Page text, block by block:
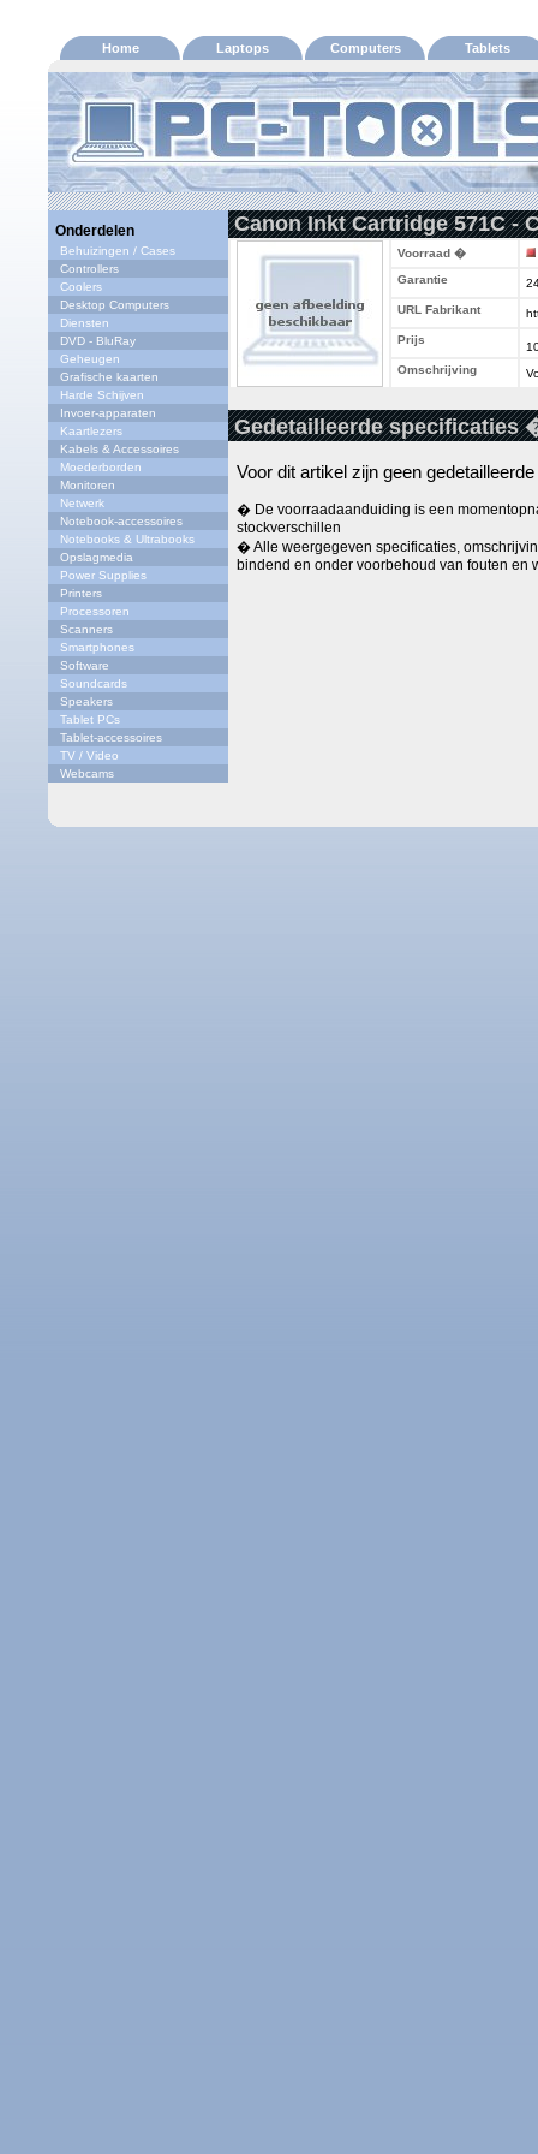
Home Laptops Computers Tablets
Onderdelen
Behuizingen / Cases
Controllers
Coolers
Desktop Computers
Diensten
DVD - BluRay
Geheugen
Grafische kaarten
Harde Schijven
Invoer-apparaten
Kaartlezers
Kabels & Accessoires
Moederborden
Monitoren
Netwerk
Notebook-accessoires
Notebooks & Ultrabooks
Opslagmedia
Power Supplies
Printers
Processoren
Scanners
Smartphones
Software
Soundcards
Speakers
Tablet PCs
Tablet-accessoires
TV / Video
Webcams
Canon Inkt Cartridge 571C -
Voorraad �
Garantie
URL Fabrikant
Prijs
Omschrijving
Gedetailleerde specificaties
Voor dit artikel zijn geen
� De voorraadaanduiding is een
stockverschillen
� Alle weergegeven specificaties,
bindend en onder voorbehoud van fouten en